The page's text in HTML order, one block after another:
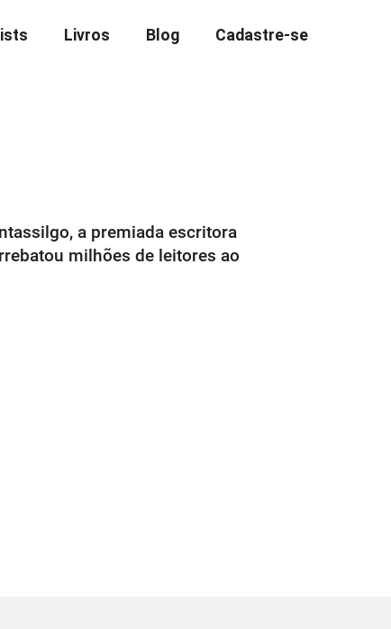
Livros Blog Cadastre-se
a premiada escritora
milhões de leitores ao